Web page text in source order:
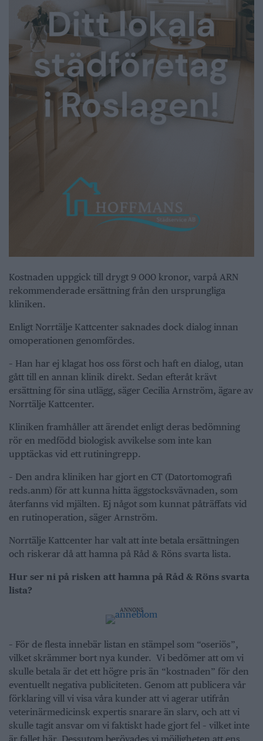
Kostnaden uppgick till drygt 9 000 kronor, varpå ARN
rekommenderade ersättning från den ursprungliga
kliniken.
Enligt Norrtälje Kattcenter saknades dock dialog innan
omoperationen genomfördes.
– Han har ej klagat hos oss först och haft en dialog, utan
gått till en annan klinik direkt. Sedan efteråt krävt
ersättning för sina utlägg, säger Cecilia Arnström, ägare av
Norrtälje Kattcenter.
Kliniken framhåller att ärendet enligt deras bedömning
rör en medfödd biologisk avvikelse som inte kan
upptäckas vid ett rutiningrepp.
– Den andra kliniken har gjort en CT (Datortomografi
reds.anm) för att kunna hitta äggstocksvävnaden, som
återfanns vid mjälten. Ej något som kunnat påträffats vid
en rutinoperation, säger Arnström.
Norrtälje Kattcenter har valt att inte betala ersättningen
och riskerar då att hamna på Råd & Röns svarta lista.
Hur ser ni på risken att hamna på Råd & Röns svarta
lista?
ANNONS
– För de flesta innebär listan en stämpel som “oseriös”,
vilket skrämmer bort nya kunder. Vi bedömer att om vi
skulle betala är det ett högre pris än “kostnaden” för den
eventuellt negativa publiciteten. Genom att publicera vår
förklaring vill vi visa våra kunder att vi agerar utifrån
veterinärmedicinsk expertis snarare än slarv, och att vi
skulle tagit ansvar om vi faktiskt hade gjort fel – vilket inte